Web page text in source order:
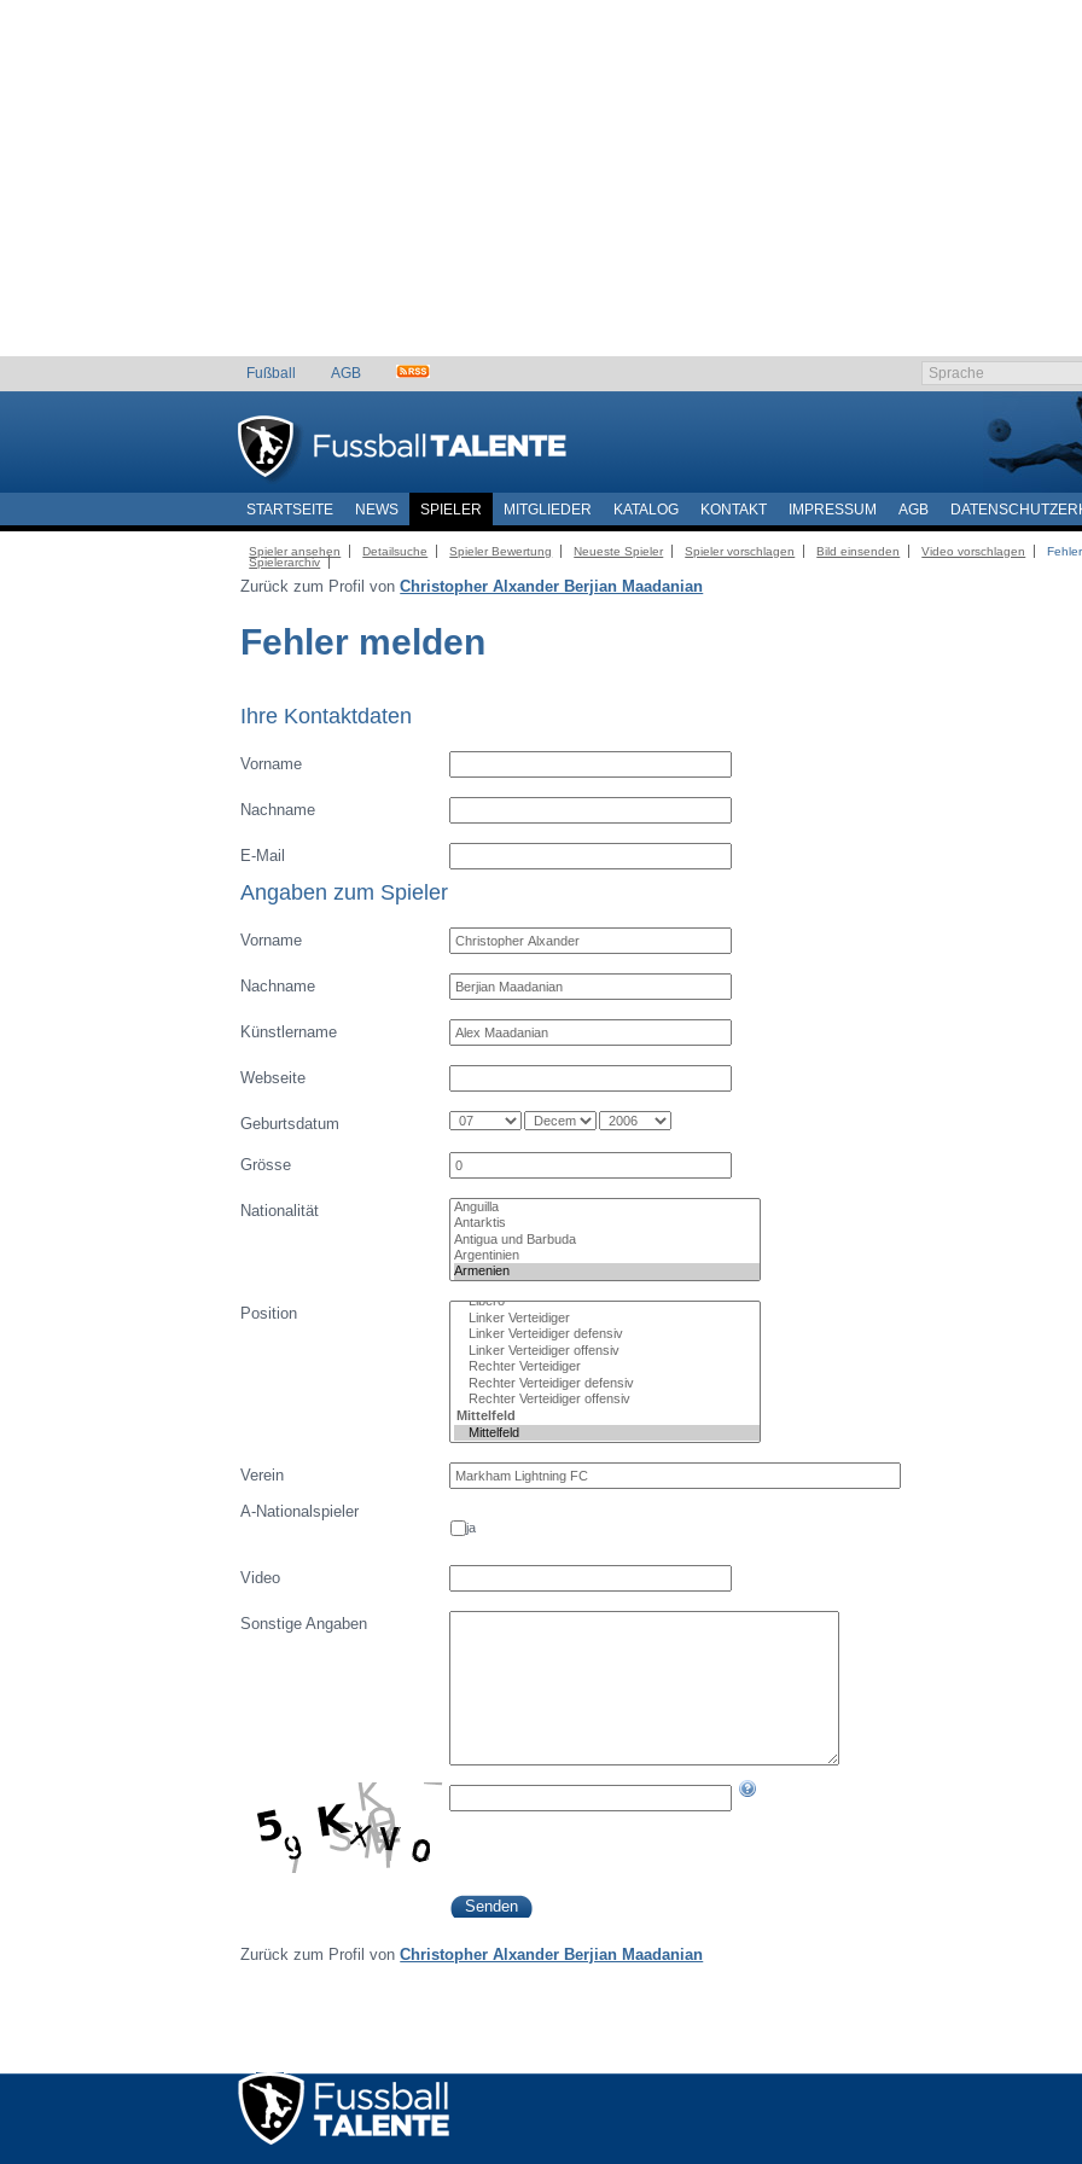
Fußball AGB
STARTSEITE NEWS SPIELER MITGLIEDER KATALOG KONTAKT IMPRESSUM AGB
Spieler ansehen Detailsuche Spieler Bewertung Neueste Spieler Spieler vorschlagen Bild einsenden Video vorschlagen
Spielerarchiv
Zurück zum Profil von Christopher Alxander Berjian Maadanian
Fehler melden
Ihre Kontaktdaten
Vorname
Nachname
E-Mail
Angaben zum Spieler
Vorname
Nachname
Künstlername
Webseite
Geburtsdatum
Grösse
Nationalität
Position
Verein
A-Nationalspieler
ja
Video
Sonstige Angaben
Zurück zum Profil von Christopher Alxander Berjian Maadanian